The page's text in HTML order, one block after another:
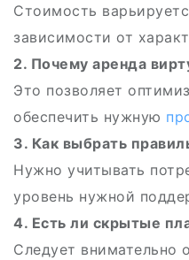
Стоимость
зависимости от
2. Почему аренда
Это позволяет
обеспечить нужную
3. Как выбрать
Нужно учитывать
уровень нужной
4. Есть ли скрытые
Следует внимательно